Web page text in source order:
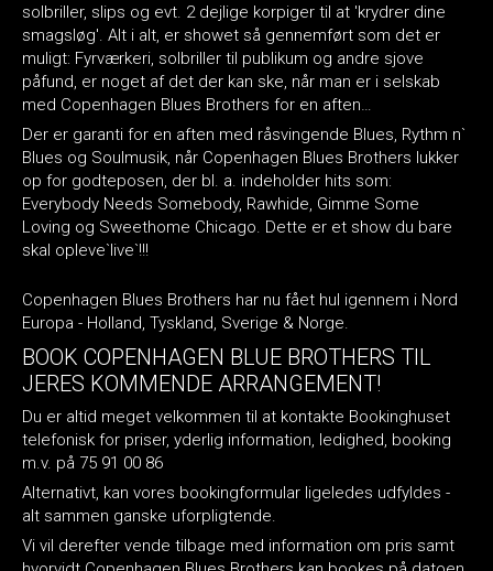
solbriller, slips og evt. 2 dejlige korpiger til at 'krydrer dine
smagsløg'. Alt i alt, er showet så gennemført som det er
muligt: Fyrværkeri, solbriller til publikum og andre sjove
påfund, er noget af det der kan ske, når man er i selskab
med Copenhagen Blues Brothers for en aften…
Der er garanti for en aften med råsvingende Blues, Rythm n`
Blues og Soulmusik, når Copenhagen Blues Brothers lukker
op for godteposen, der bl. a. indeholder hits som:
Everybody Needs Somebody, Rawhide, Gimme Some
Loving og Sweethome Chicago. Dette er et show du bare
skal opleve`live`!!!
Copenhagen Blues Brothers har nu fået hul igennem i Nord
Europa - Holland, Tyskland, Sverige & Norge.
BOOK COPENHAGEN BLUE BROTHERS TIL
JERES KOMMENDE ARRANGEMENT!
Du er altid meget velkommen til at kontakte Bookinghuset
telefonisk for priser, yderlig information, ledighed, booking
m.v. på 75 91 00 86
Alternativt, kan vores bookingformular ligeledes udfyldes -
alt sammen ganske uforpligtende.
Vi vil derefter vende tilbage med information om pris samt